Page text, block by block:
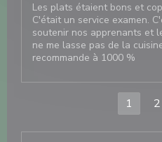
Les plats étaient bons et
C'était un service examen.
soutenir nos apprenants et
ne me lasse pas de la
recommande à 1000 %
1 2